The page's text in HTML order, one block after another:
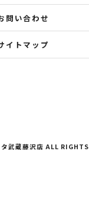
問い合わせ
イトマップ
武蔵藤沢店 ALL RIGHTS